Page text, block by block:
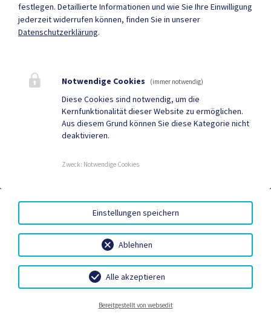
Schuhe Sarny Hauptstraße 29
Grutschen 6
Staffenberger Alexander,
Kampach 30
Streitmeier Herbert Mühlviertel 9
Schmuckwerkstätte
Strugger
festlegen. Detaillierte Informationen und wie Sie Ihre Einwilligung
jederzeit widerrufen können, finden Sie in unserer
Datenschutzerklärung.
Notwendige Cookies (immer notwendig)
Diese Cookies sind notwendig, um die
Kernfunktionalität dieser Website zu ermöglichen.
Aus diesem Grund können Sie diese Kategorie nicht
deaktivieren.
Zweck: Notwendige Cookies
Ablehnen
Einstellungen speichern
Alle akzeptieren
Bereitgestellt von websedit